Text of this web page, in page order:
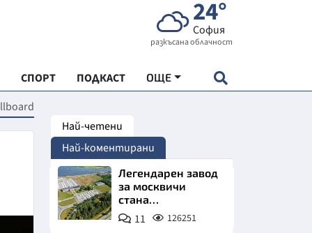
24°
София
разкъсана облачност
СПОРТ ПОДКАСТ ОЩЕ
"ЧУДЕСАТА НА БЪЛГАРИЯ"
Най-четени
Най-коментирани
Легендарен завод
за москвичи
стана
индустриално
чудо. Позлатява
11 126251